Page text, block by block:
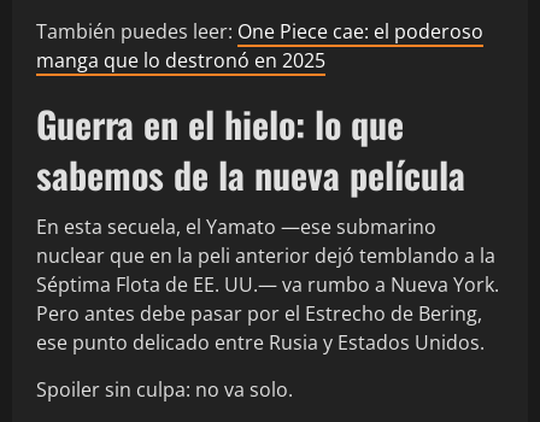
También puedes leer: One Piece cae: el poderoso
manga que lo destronó en 2025
Guerra en el hielo: lo que
sabemos de la nueva película
En esta secuela, el Yamato —ese submarino
nuclear que en la peli anterior dejó temblando a la
Séptima Flota de EE. UU.— va rumbo a Nueva York.
Pero antes debe pasar por el Estrecho de Bering,
ese punto delicado entre Rusia y Estados Unidos.
Spoiler sin culpa: no va solo.